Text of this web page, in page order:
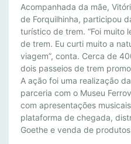
M
O
E
S
T
I
M
U
L
A
Acompanhada da mãe,
de Forquilhinha, participou
turístico de trem. “Foi muito
de trem. Eu curti muito a
viagem”, conta. Cerca de
dois passeios de trem
A ação foi uma realização
parceria com o Museu
com apresentações
plataforma de chegada,
Goethe e venda de